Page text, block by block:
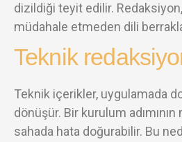
dizildiği teyit edilir.
müdahale etmeden dili
Teknik
Teknik içerikler, uygulamada
dönüşür. Bir kurulum adımının
sahada hata doğurabilir. Bu